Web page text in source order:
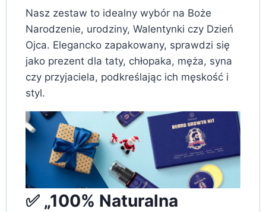
Nasz zestaw to idealny wybór na Boże
Narodzenie, urodziny, Walentynki czy Dzień
Ojca. Elegancko zapakowany, sprawdzi się
jako prezent dla taty, chłopaka, męża, syna
czy przyjaciela, podkreślając ich męskość i
styl.
✅ „100% Naturalna